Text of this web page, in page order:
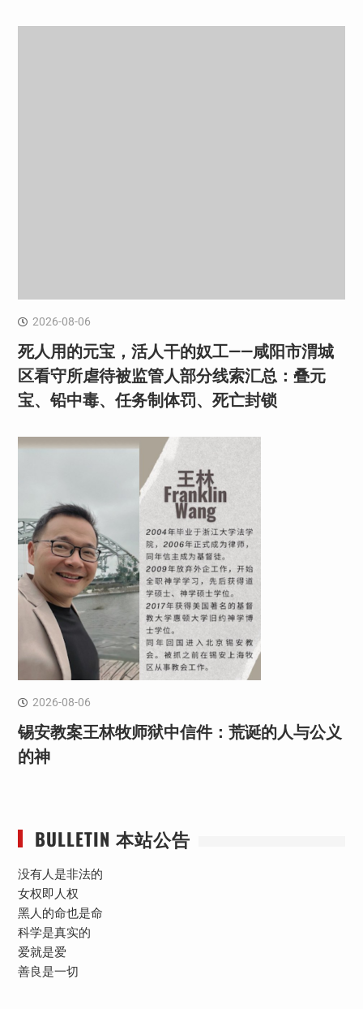
2026-08-06
死人用的元宝，活人干的奴工——咸阳市渭城
区看守所虐待被监管人部分线索汇总：叠元
宝、铅中毒、任务制体罚、死亡封锁
2026-08-06
锡安教案王林牧师狱中信件：荒诞的人与公义
的神
BULLETIN 本站公告
没有人是非法的
女权即人权
黑人的命也是命
科学是真实的
爱就是爱
善良是一切